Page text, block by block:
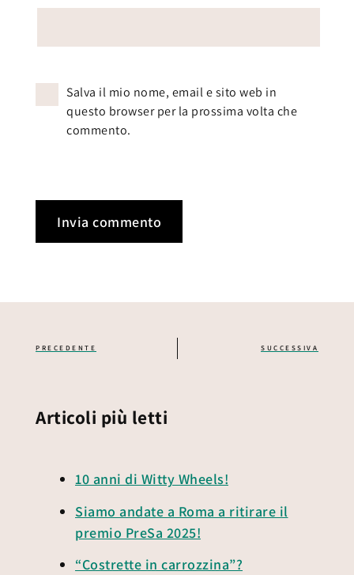
Salva il mio nome, email e sito web in
questo browser per la prossima volta che
commento.
PRECEDENTE SUCCESSIVA
Articoli più letti
10 anni di Witty Wheels!
Siamo andate a Roma a ritirare il
premio PreSa 2025!
“Costrette in carrozzina”?